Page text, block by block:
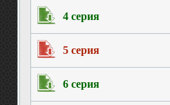
4 серия
5 серия
6 серия